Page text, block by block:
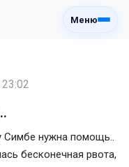
Меню
Симбе нужна помощь..
бесконечная рвота,